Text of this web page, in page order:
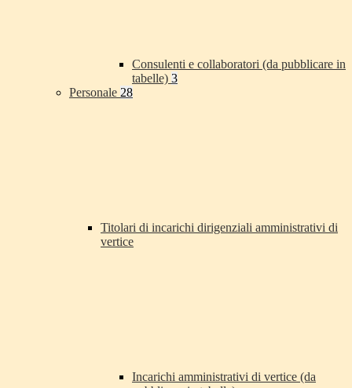
Consulenti e collaboratori (da pubblicare in
tabelle) 3
Personale 28
Titolari di incarichi dirigenziali amministrativi di
vertice
Incarichi amministrativi di vertice (da